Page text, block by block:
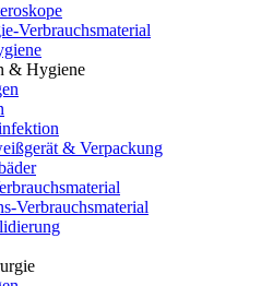
Verbrauchsmaterial
& Hygiene
& Verpackung
Verbrauchsmaterial